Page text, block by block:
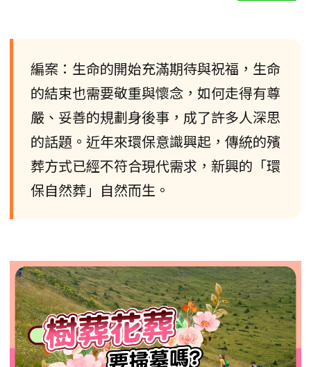
編案：生命的開始充滿期待與祝福，生命
的結束也需要敬重與懷念，如何走得有尊
嚴、妥善的規劃身後事，成了許多人深思
的話題。近年來環保意識興起，傳統的殯
葬方式已經不符合現代需求，新興的「環
保自然葬」自然而生。